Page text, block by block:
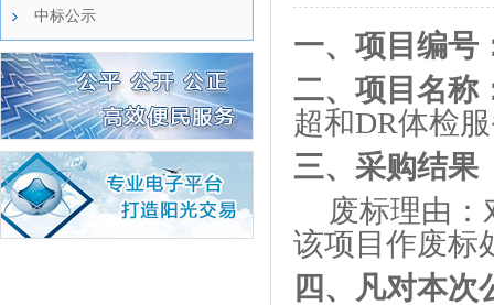
中标公示
一、项目编号
二、项目名称
超和DR体检
三、采购结果
废标理由
该项目作废标
四、凡对本次